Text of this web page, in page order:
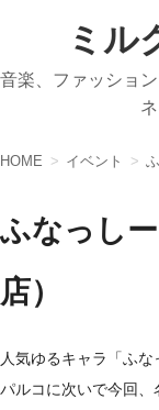
ミル
音楽、ファッショ
HOME イベント
ふなっし
店）
人気ゆるキャラ「ふ
パルコに次いで今回、